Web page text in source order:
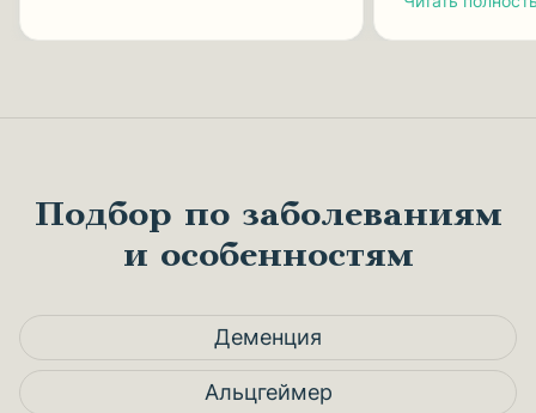
Подбор по заболеваниям
и особенностям
Деменция
Альцгеймер